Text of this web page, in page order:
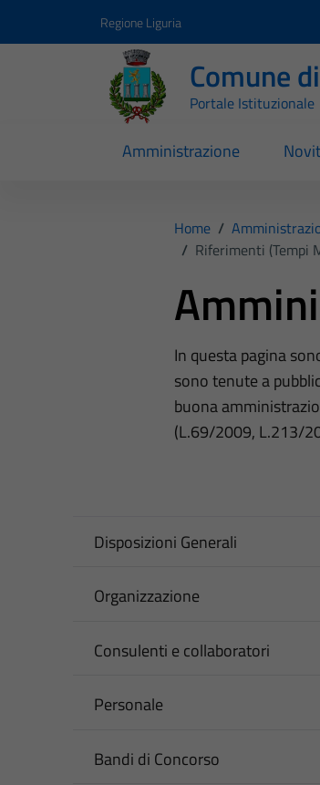
Regione Liguria
Comune
Portale Istituzionale
Amministrazione
Home /
/ Riferimenti (Tempi
In questa pagina
sono tenute a
buona
(L.69/2009, L.213/
Disposizioni Generali
Organizzazione
Consulenti e collaboratori
Personale
Bandi di Concorso